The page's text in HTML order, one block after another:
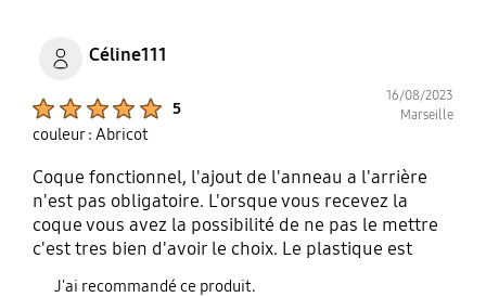
Céline111
5
16/08/2023
Marseille
couleur : Abricot
Coque fonctionnel, l'ajout de l'anneau a l'arrière
n'est pas obligatoire. L'orsque vous recevez la
coque vous avez la possibilité de ne pas le mettre
c'est tres bien d'avoir le choix. Le plastique est
agréableen main. Je recommande
J'ai recommandé ce produit.